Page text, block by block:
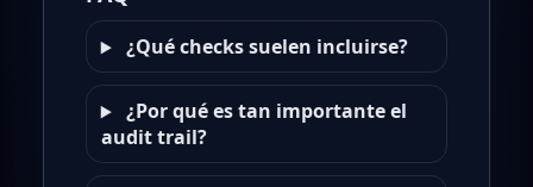
¿Qué checks suelen incluirse?
¿Por qué es tan importante el
audit trail?